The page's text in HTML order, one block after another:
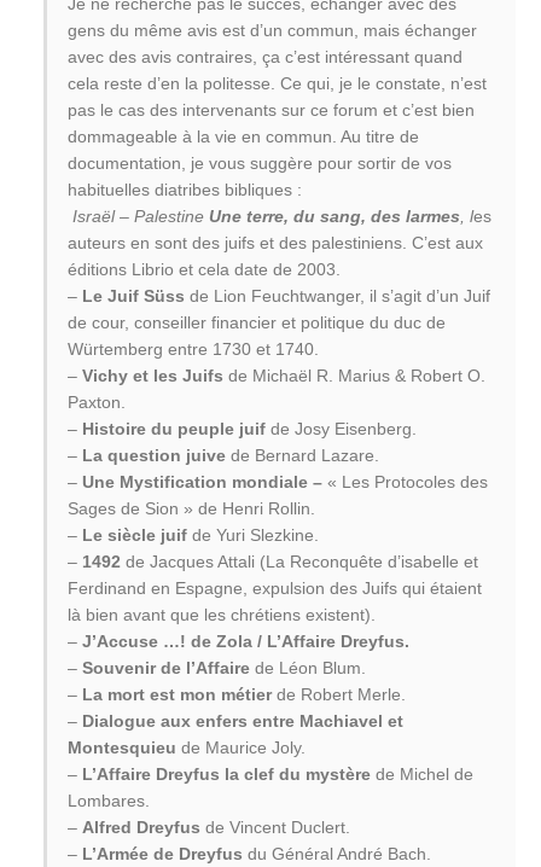
gens du même avis est d’un commun, mais échanger
avec des avis contraires, ça c’est intéressant quand
cela reste d’en la politesse. Ce qui, je le constate, n’est
pas le cas des intervenants sur ce forum et c’est bien
dommageable à la vie en commun. Au titre de
documentation, je vous suggère pour sortir de vos
habituelles diatribes bibliques :
Israël – Palestine Une terre, du sang, des larmes , les
auteurs en sont des juifs et des palestiniens. C’est aux
éditions Librio et cela date de 2003.
– Le Juif Süss de Lion Feuchtwanger, il s’agit d’un Juif
de cour, conseiller financier et politique du duc de
Würtemberg entre 1730 et 1740.
– Vichy et les Juifs de Michaël R. Marius & Robert O.
Paxton.
– Histoire du peuple juif de Josy Eisenberg.
– La question juive de Bernard Lazare.
– Une Mystification mondiale – « Les Protocoles des
Sages de Sion » de Henri Rollin.
– Le siècle juif de Yuri Slezkine.
– 1492 de Jacques Attali (La Reconquête d’isabelle et
Ferdinand en Espagne, expulsion des Juifs qui étaient
là bien avant que les chrétiens existent).
– J’Accuse …! de Zola / L’Affaire Dreyfus.
– Souvenir de l’Affaire de Léon Blum.
– La mort est mon métierde Robert Merle.
– Dialogue aux enfers entre Machiavel et
Montesquieu de Maurice Joly.
– L’Affaire Dreyfus la clef du mystère de Michel de
Lombares.
– Alfred Dreyfus de Vincent Duclert.
– L’Armée de Dreyfus du Général André Bach.